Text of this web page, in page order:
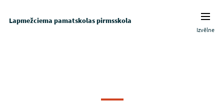
Lapmežciema pamatskolas pirmsskola
Izvēlne